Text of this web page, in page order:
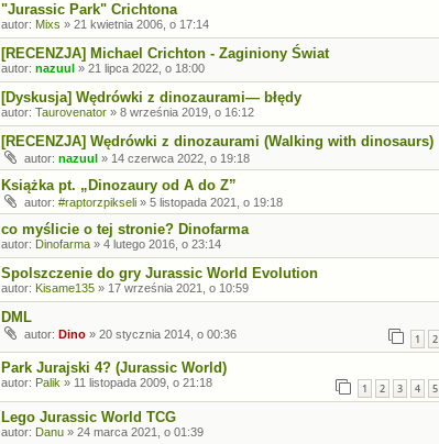
"Jurassic Park" Crichtona
autor: Mixs » 21 kwietnia 2006, o 17:14
[RECENZJA] Michael Crichton - Zaginiony Świat
autor: nazuul » 21 lipca 2022, o 18:00
[Dyskusja] Wędrówki z dinozaurami— błędy
autor: Taurovenator » 8 września 2019, o 16:12
[RECENZJA] Wędrówki z dinozaurami (Walking with dinosaurs)
autor: nazuul » 14 czerwca 2022, o 19:18
Książka pt. „Dinozaury od A do Z”
autor: #raptorzpikseli » 5 listopada 2021, o 19:18
co myślicie o tej stronie? Dinofarma
autor: Dinofarma » 4 lutego 2016, o 23:14
Spolszczenie do gry Jurassic World Evolution
autor: Kisame135 » 17 września 2021, o 10:59
DML
autor: Dino » 20 stycznia 2014, o 00:36 1 2
Park Jurajski 4? (Jurassic World)
autor: Palik » 11 listopada 2009, o 21:18 1 2 3 4 5
Lego Jurassic World TCG
autor: Danu » 24 marca 2021, o 01:39